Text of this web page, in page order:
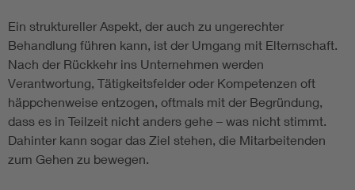
Ein struktureller Aspekt, der auch zu ungerechter
Behandlung führen kann, ist der Umgang mit Elternschaft.
Nach der Rückkehr ins Unternehmen werden
Verantwortung, Tätigkeitsfelder oder Kompetenzen oft
häppchenweise entzogen, oftmals mit der Begründung,
dass es in Teilzeit nicht anders gehe – was nicht stimmt.
Dahinter kann sogar das Ziel stehen, die Mitarbeitenden
zum Gehen zu bewegen.